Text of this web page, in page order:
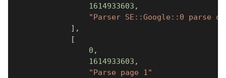
1614933603 ,
"Parser SE::Google::0 parse
] ,
[
0 ,
1614933603 ,
"Parse page 1"